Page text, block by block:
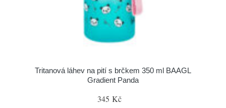
Tritanová láhev na pití s brčkem 350 ml BAAGL
Gradient Panda
345 Kč